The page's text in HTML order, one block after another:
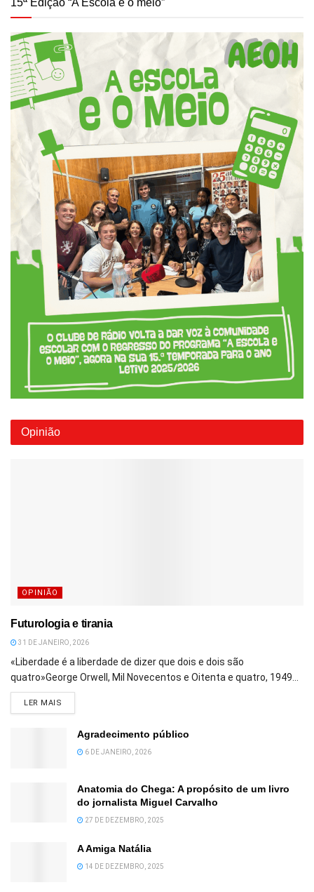
Opinião
OPINIÃO
Futurologia e tirania
31 DE JANEIRO, 2026
«Liberdade é a liberdade de dizer que dois e dois são
quatro»George Orwell, Mil Novecentos e Oitenta e quatro, 1949...
LER MAIS
Agradecimento público
6 DE JANEIRO, 2026
Anatomia do Chega: A propósito de um livro
do jornalista Miguel Carvalho
27 DE DEZEMBRO, 2025
A Amiga Natália
14 DE DEZEMBRO, 2025